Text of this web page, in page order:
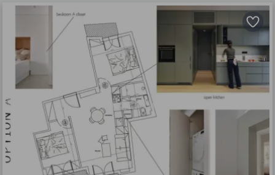
Previous Next